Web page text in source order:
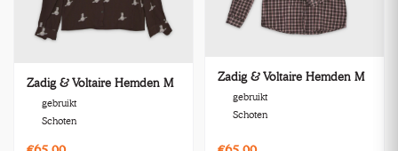
Zadig & Voltaire Hemden M
gebruikt
Schoten
Zadig & Voltaire Hemden M
gebruikt
Schoten